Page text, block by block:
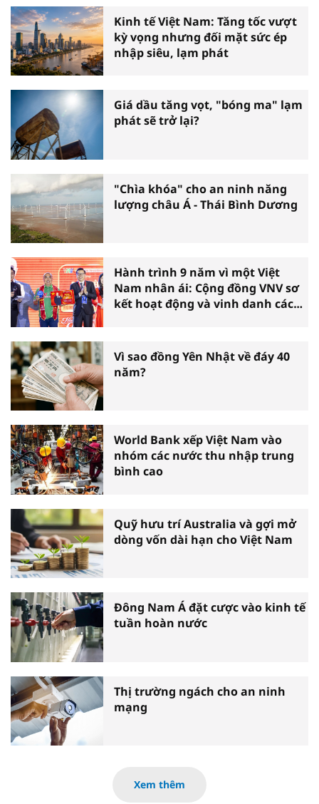
Kinh tế Việt Nam: Tăng tốc vượt
kỳ vọng nhưng đối mặt sức ép
nhập siêu, lạm phát
Giá dầu tăng vọt, "bóng ma" lạm
phát sẽ trở lại?
"Chìa khóa" cho an ninh năng
lượng châu Á - Thái Bình Dương
Hành trình 9 năm vì một Việt
Nam nhân ái: Cộng đồng VNV sơ
kết hoạt động và vinh danh các
Vì sao đồng Yên Nhật về đáy 40
năm?
World Bank xếp Việt Nam vào
nhóm các nước thu nhập trung
bình cao
Quỹ hưu trí Australia và gợi mở
dòng vốn dài hạn cho Việt Nam
Đông Nam Á đặt cược vào kinh tế
tuần hoàn nước
Thị trường ngách cho an ninh
mạng
Xem thêm